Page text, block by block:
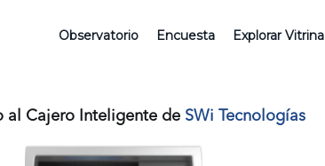
Observatorio Encuesta Explorar Vitrina
al Cajero Inteligente de SWi Tecnologías